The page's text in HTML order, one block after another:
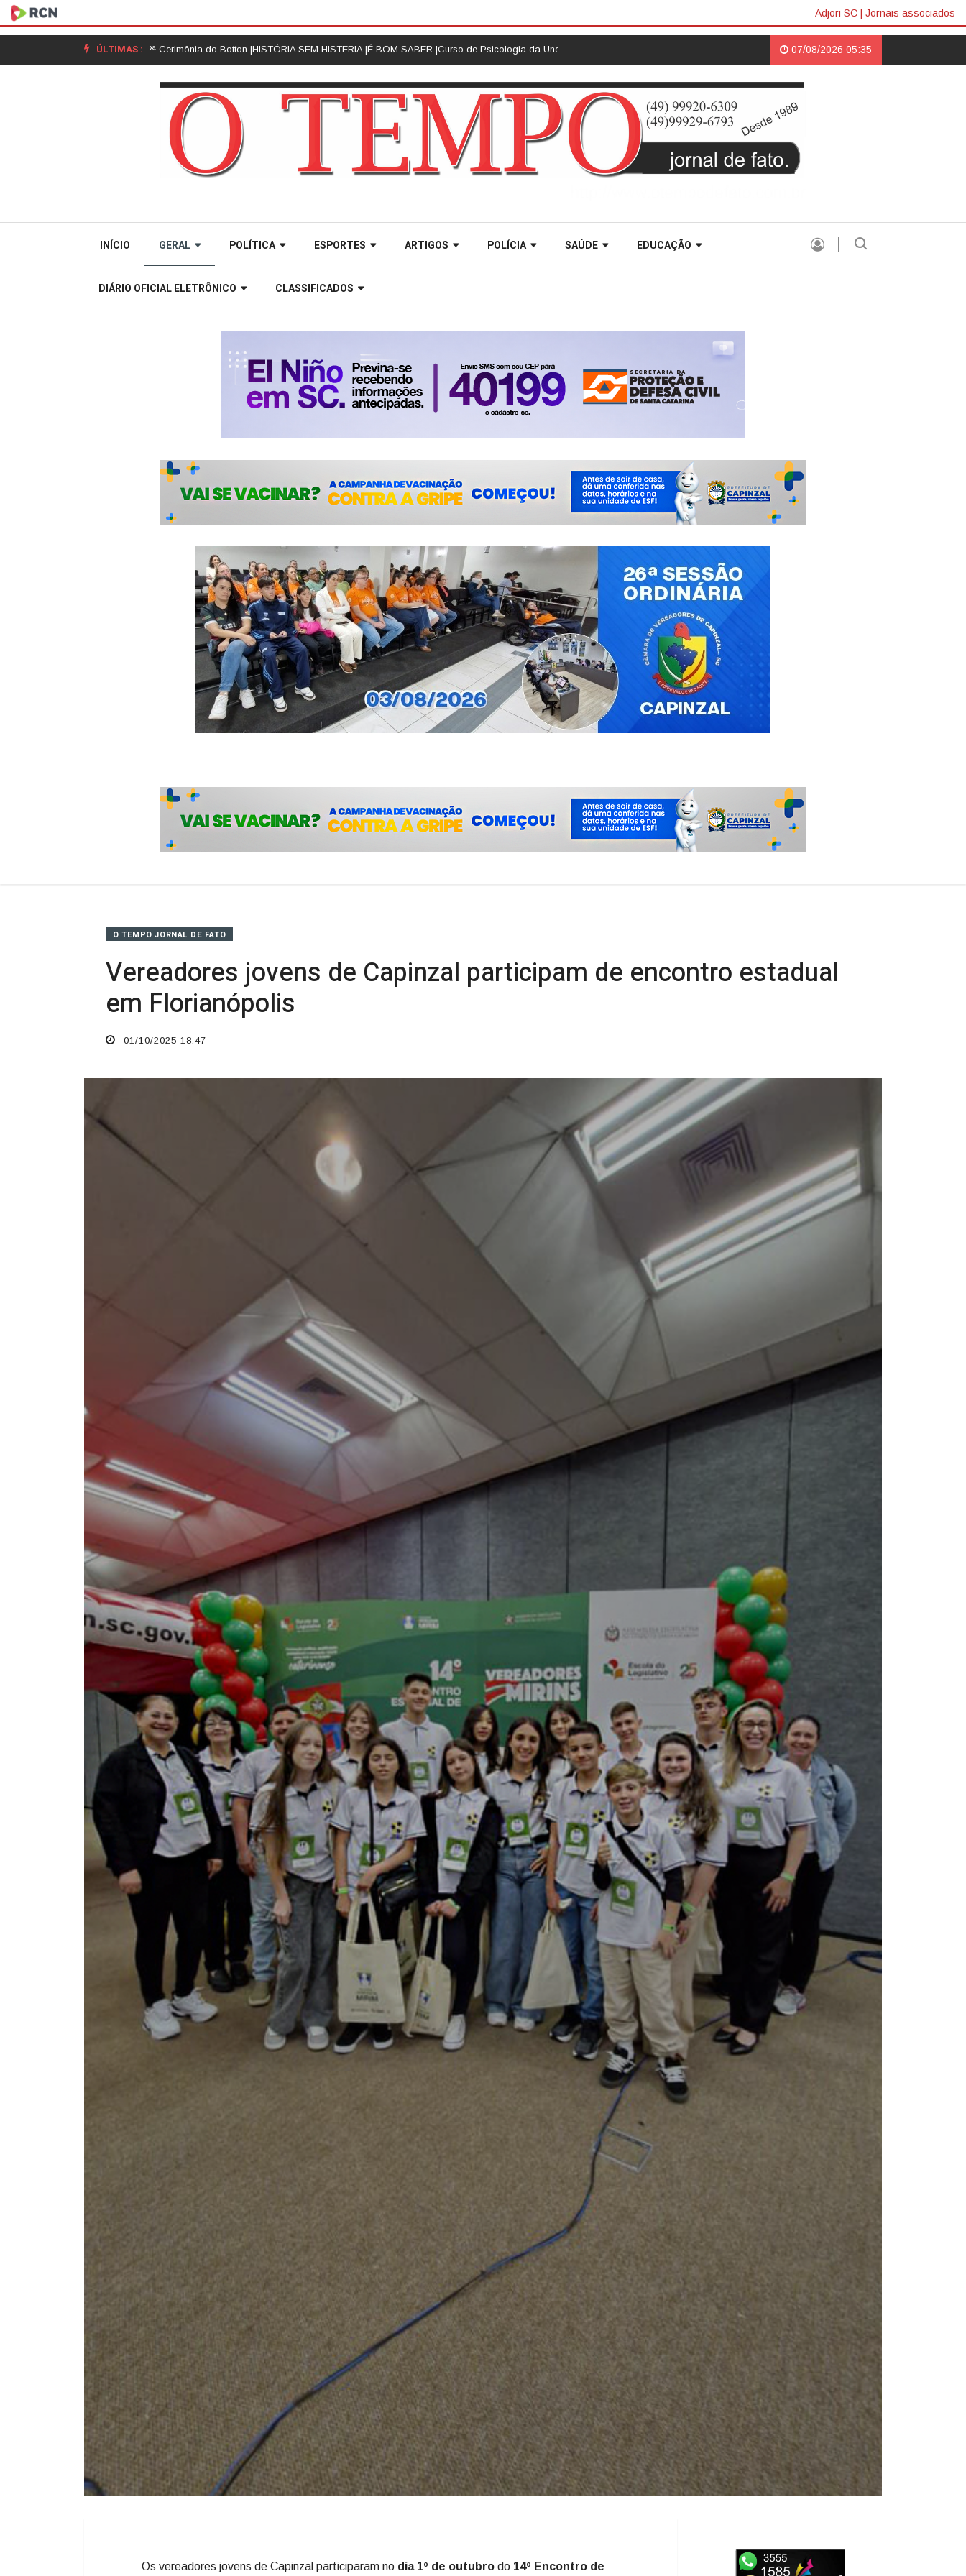
Adjori SC | Jornais associados
ÚLTIMAS :
Unoesc Joaçaba realiza 2ª Cerimônia do Botton |HISTÓRIA SEM HISTERIA |É BOM SABER |Curso de Psicologia da Unoesc Joaçaba realiza 2ª Cerimônia do Botton | HISTÓRIA SEM HISTERIA |
07/08/2026 05:35
INÍCIO GERAL POLÍTICA ESPORTES ARTIGOS POLÍCIA SAÚDE EDUCAÇÃO
DIÁRIO OFICIAL ELETRÔNICO CLASSIFICADOS
Vereadores jovens de Capinzal participam de encontro estadual
em Florianópolis